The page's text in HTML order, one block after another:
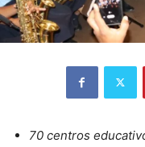
70 centros